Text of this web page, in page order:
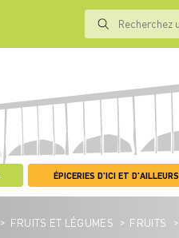
ÉPICERIES D'ICI ET D'AILLEURS
> FRUITS ET LÉGUMES > FRUITS >